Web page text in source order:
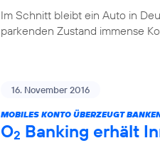
Im Schnitt bleibt ein Auto in
parkenden Zustand immense
16. November 2016
MOBILES KONTO ÜBERZEUGT
O2 Banking erhält